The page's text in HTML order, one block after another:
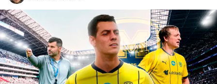
Різне
Букмекери
Казино